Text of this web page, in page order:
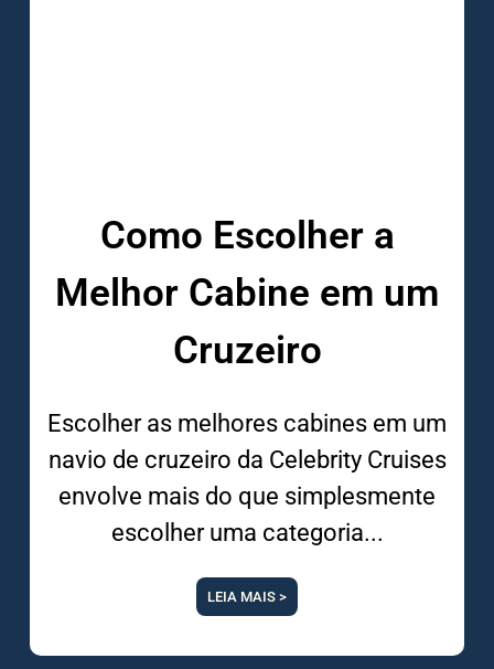
Como Escolher a
Melhor Cabine em um
Cruzeiro
Escolher as melhores cabines em um
navio de cruzeiro da Celebrity Cruises
envolve mais do que simplesmente
escolher uma categoria
LEIA MAIS >